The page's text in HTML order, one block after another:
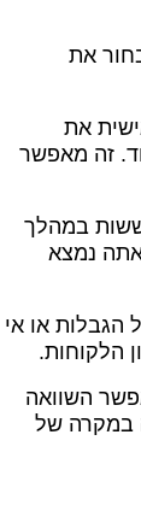
את
את
זה מאפשר
יש לך שאלות או חששות במהלך
נמצא
הגבלות או אי
הלקוחות.
השוואה
במקרה של